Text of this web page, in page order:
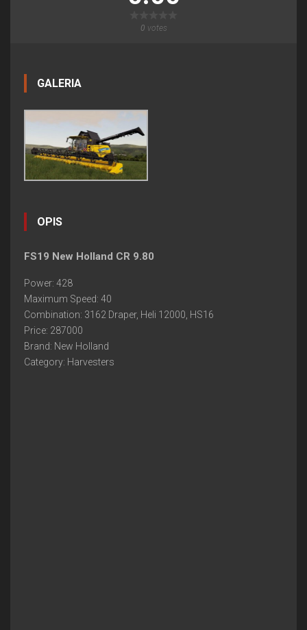
0 votes
GALERIA
OPIS
FS19 New Holland CR 9.80
Power: 428
Maximum Speed: 40
Combination: 3162 Draper, Heli 12000, HS16
Price: 287000
Brand: New Holland
Category: Harvesters